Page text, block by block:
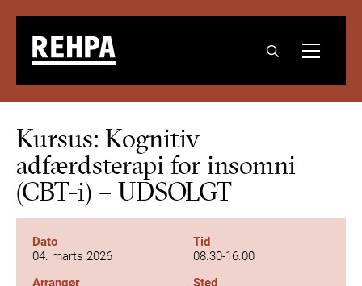
Kursus: Kognitiv
adfærdsterapi for insomni
(CBT-i) – UDSOLGT
Dato
04. marts 2026
Tid
08.30-16.00
Arrangør
Sted